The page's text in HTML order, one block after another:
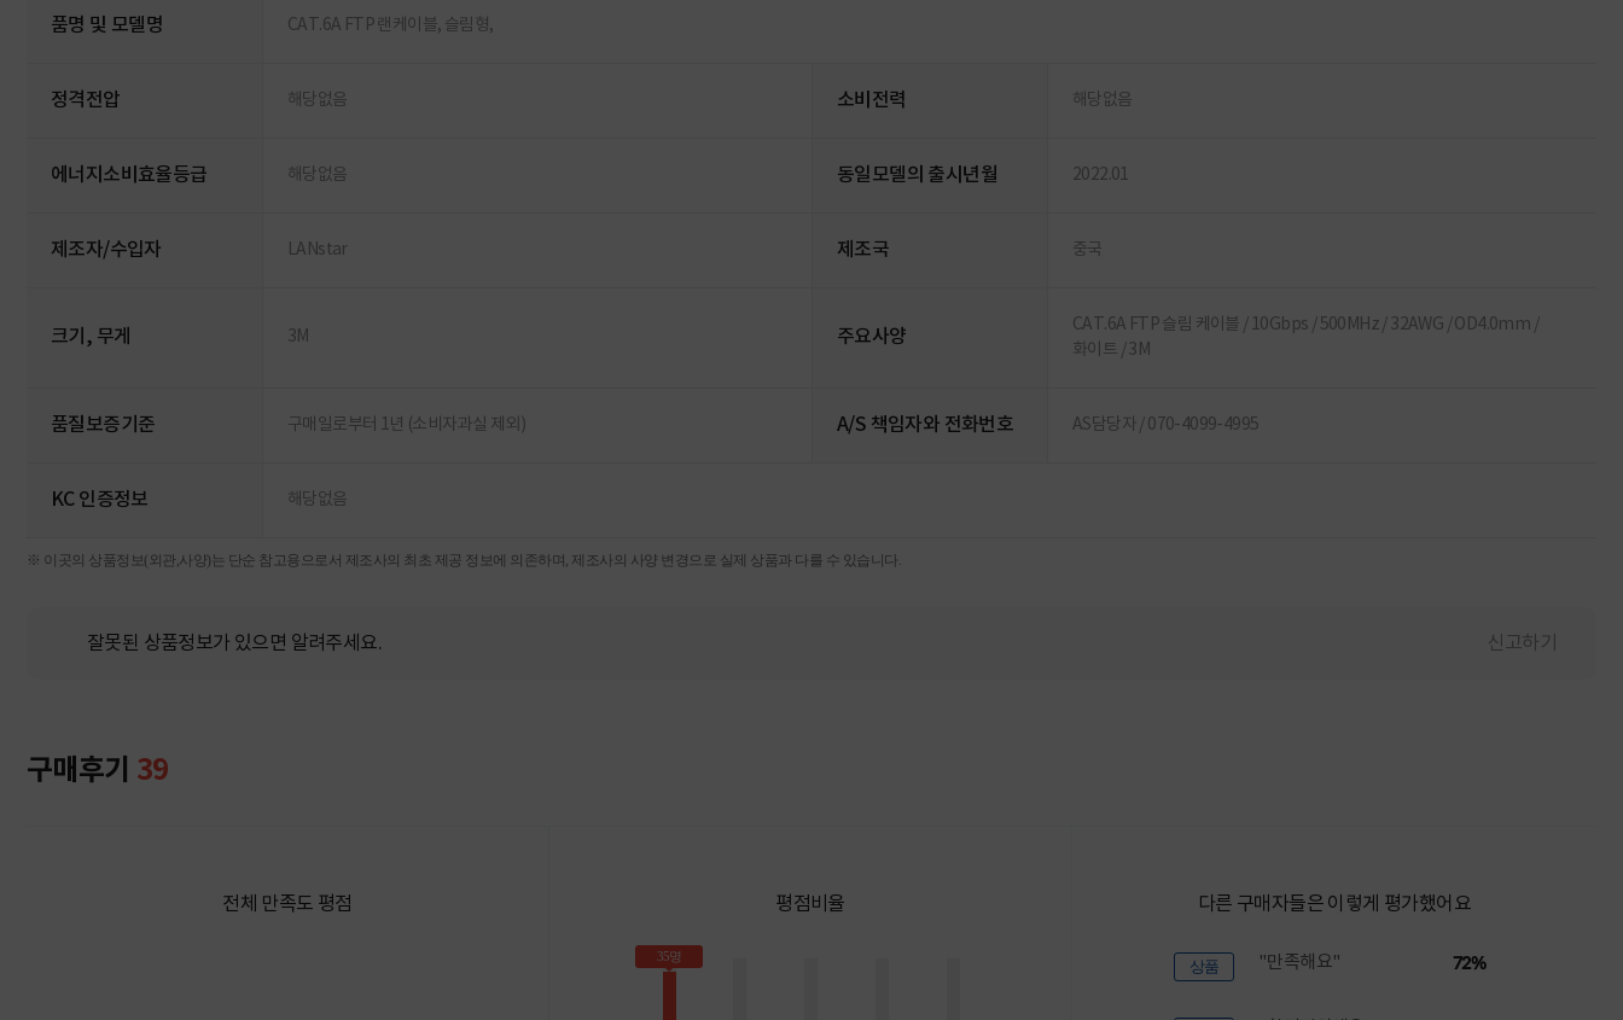
품명 및 모델명 CAT.6A FTP 랜케이블, 슬림형,
정격전압 해당없음 소비전력 해당없음
에너지소비효율등급 해당없음 동일모델의 출시년월 2022.01
제조자/수입자 LANstar 제조국 중국
크기, 무게 3M 주요사양
CAT.6A FTP 슬림 케이블 / 10Gbps / 500MHz / 32AWG / OD4.0mm /
화이트 / 3M
품질보증기준 구매일로부터 1년 (소비자과실 제외) A/S 책임자와 전화번호 AS담당자 / 070-4099-4995
KC 인증정보 해당없음
※ 이곳의 상품정보(외관,사양)는 단순 참고용으로서 제조사의 최초 제공 정보에 의존하며, 제조사의 사양 변경으로 실제 상품과 다를 수 있습니다.
잘못된 상품정보가 있으면 알려주세요. 신고하기
구매후기 39
전체 만족도 평점 평점비율
35명
다른 구매자들은 이렇게 평가했어요
상품 "만족해요" 72%